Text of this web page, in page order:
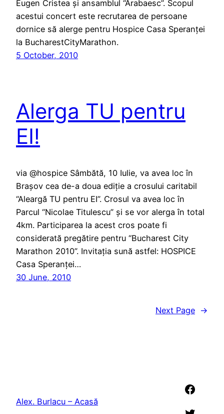
Eugen Cristea și ansamblul “Arabaesc”. Scopul
acestui concert este recrutarea de persoane
dornice să alerge pentru Hospice Casa Speranței
la BucharestCityMarathon.
5 October, 2010
Alerga TU pentru
EI!
via @hospice Sâmbătă, 10 Iulie, va avea loc în
Brașov cea de-a doua ediție a crosului caritabil
“Aleargă TU pentru EI”. Crosul va avea loc în
Parcul “Nicolae Titulescu” și se vor alerga în total
4km. Participarea la acest cros poate fi
considerată pregătire pentru “Bucharest City
Marathon 2010”. Invitația sună astfel: HOSPICE
Casa Speranței…
30 June, 2010
Next Page →
Alex. Burlacu – Acasă